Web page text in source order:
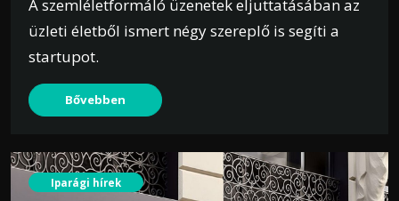
A szemléletformáló üzenetek eljuttatásában az
üzleti életből ismert négy szereplő is segíti a
startupot.
Bővebben
Iparági hírek